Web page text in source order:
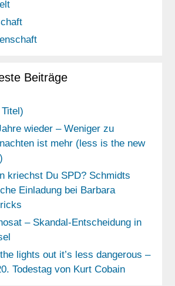
Beiträge
wieder – Weniger zu
ist mehr (less is the new
kriechst Du SPD? Schmidts
Einladung bei Barbara
– Skandal-Entscheidung in
lights out it’s less dangerous –
Todestag von Kurt Cobain